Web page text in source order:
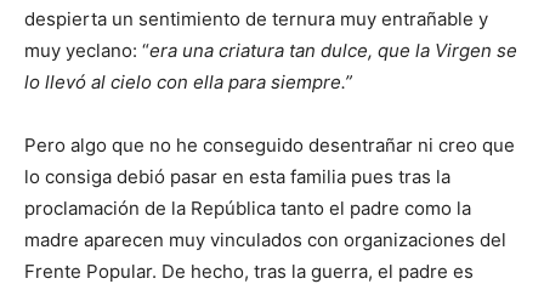
despierta un sentimiento de ternura muy entrañable y
muy yeclano: “era una criatura tan dulce, que la Virgen se
lo llevó al cielo con ella para siempre.”
Pero algo que no he conseguido desentrañar ni creo que
lo consiga debió pasar en esta familia pues tras la
proclamación de la República tanto el padre como la
madre aparecen muy vinculados con organizaciones del
Frente Popular. De hecho, tras la guerra, el padre es